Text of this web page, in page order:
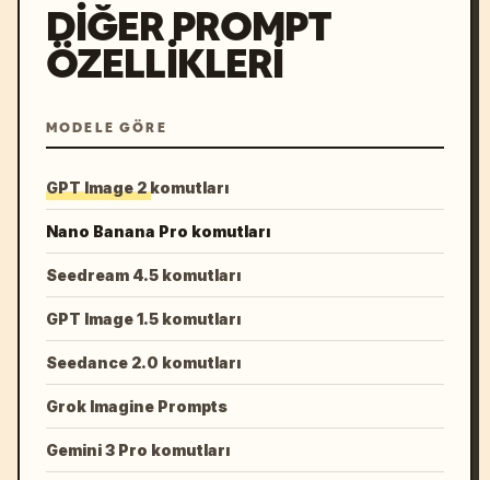
DIĞER PROMPT
ÖZELLIKLERI
MODELE GÖRE
GPT Image 2 komutları
Nano Banana Pro komutları
Seedream 4.5 komutları
GPT Image 1.5 komutları
Seedance 2.0 komutları
Grok Imagine Prompts
Gemini 3 Pro komutları